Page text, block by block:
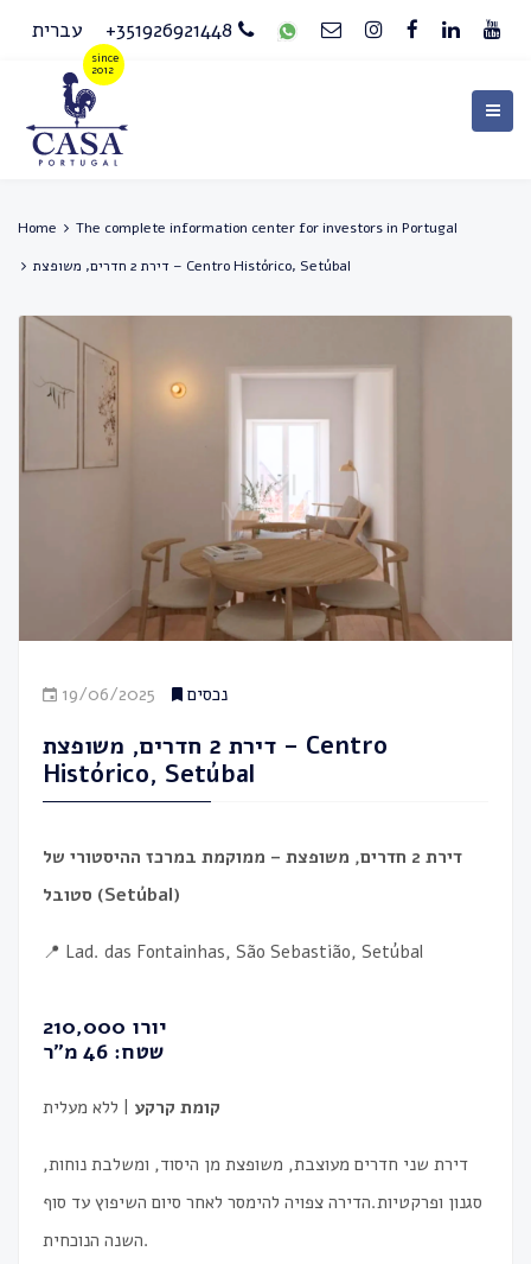
עברית +351926921448
Home
The complete information center for investors in Portugal
דירת 2 חדרים, משופצת – Centro Histórico, Setúbal
19/06/2025 נכסים
דירת 2 חדרים, משופצת – Centro
Histórico, Setúbal
דירת 2 חדרים, משופצת – ממוקמת במרכז ההיסטורי של
סטובל (Setúbal)
📍 Lad. das Fontainhas, São Sebastião, Setúbal
210,000 יורו
שטח: 46 מ”ר
קומת קרקע | ללא מעלית
דירת שני חדרים מעוצבת, משופצת מן היסוד, ומשלבת נוחות,
סגנון ופרקטיות.הדירה צפויה להימסר לאחר סיום השיפוץ עד סוף
השנה הנוכחית.